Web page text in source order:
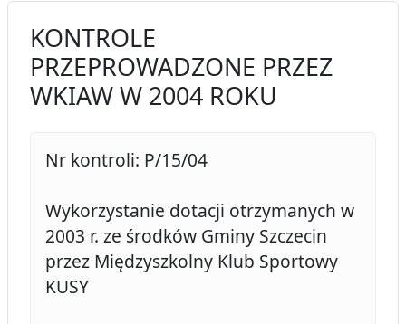
KONTROLE
PRZEPROWADZONE PRZEZ
WKIAW W 2004 ROKU
Nr kontroli: P/15/04
Wykorzystanie dotacji otrzymanych w
2003 r. ze środków Gminy Szczecin
przez Międzyszkolny Klub Sportowy
KUSY